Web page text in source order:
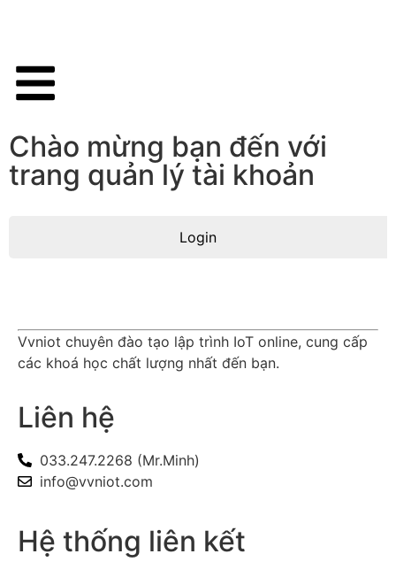
Chào mừng bạn đến với
trang quản lý tài khoản
Login
Vvniot chuyên đào tạo lập trình IoT online, cung cấp
các khoá học chất lượng nhất đến bạn.
Liên hệ
033.247.2268 (Mr.Minh)
info@vvniot.com
Hệ thống liên kết